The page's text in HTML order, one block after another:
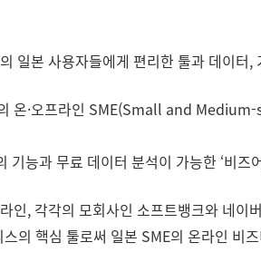
일본 사용자들에게 편리한 툴과 데이
온·오프라인 SME(Small and
기능과 무료 데이터 분석이 가능한 ‘비
인, 각각의 모회사인 소프트뱅크와 네
의 핵심 툴로써 일본 SME의 온라인 비